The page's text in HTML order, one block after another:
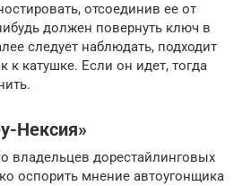
отсоединив ее от
должен повернуть ключ в
следует наблюдать, подходит
к катушке. Если он идет, тогда
Нексия»
владельцев дорестайлинговых
оспорить мнение автоугонщика